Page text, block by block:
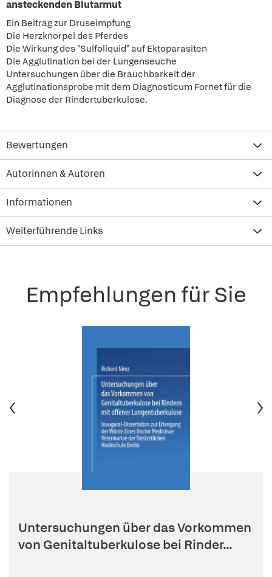
ansteckenden Blutarmut
Ein Beitrag zur Druseimpfung
Die Herzknorpel des Pferdes
Die Wirkung des "Sulfoliquid" auf Ektoparasiten
Die Agglutination bei der Lungenseuche
Untersuchungen über die Brauchbarkeit der
Agglutinationsprobe mit dem Diagnosticum Fornet für die
Diagnose der Rindertuberkulose.
Bewertungen
Autorinnen & Autoren
Informationen
Weiterführende Links
Empfehlungen für Sie
Untersuchungen über das Vorkommen
von Genitaltuberkulose bei Rinder...